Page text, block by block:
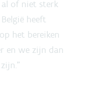
al of niet sterk
heeft
het bereiken
en we zijn dan